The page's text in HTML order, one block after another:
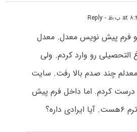
- Reply
فرم پیش نویس معدل. معدل
التحصیلی رو وارد کردم. ولی
چند صدم بالا رفت. سایت
کردم. اما داخل فرم پیش